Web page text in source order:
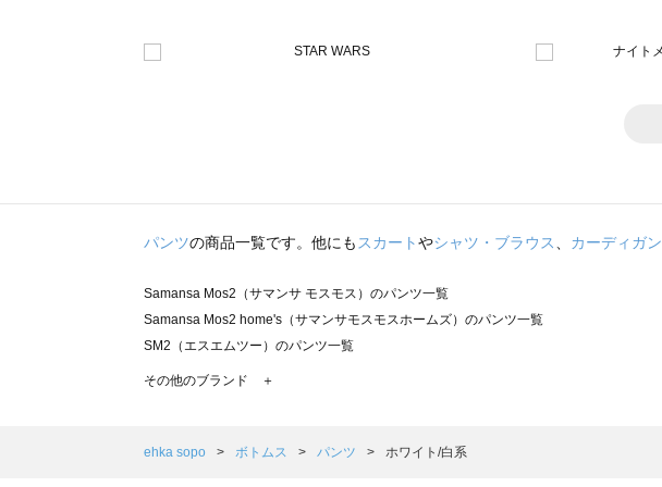
パンツの商品一覧です。他にもスカートやシャツ・ブラウス、 カーディガン
Samansa Mos2（サマンサ モスモス）のパンツ一覧
Samansa Mos2 home's（サマンサモスモスホームズ）のパンツ一覧
SM2（エスエムツー）のパンツ一覧
TSUHARU by Samansa Mos2（ツハルバイサマンサモスモス）のパンツ一覧
Samansa Mos2 Lagom（サマンサモスモス ラーゴム）のパンツ一覧
その他のブランド ＋
ehka sopo ボトムス パンツ ホワイト/白系